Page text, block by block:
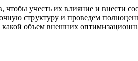
учесть их влияние и внести
структуру и проведем
объем внешних